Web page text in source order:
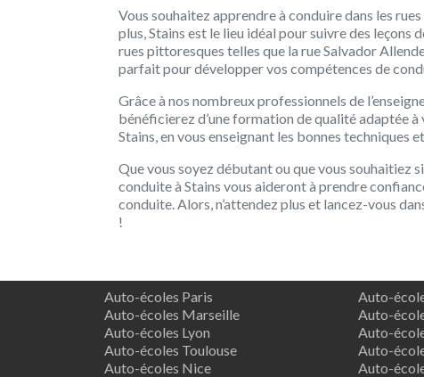
Vous souhaitez apprendre à conduire dans les
plus, Stains est le lieu idéal pour suivre des leçons
rues pittoresques telles que la rue Salvador
parfait pour développer vos compétences de
Grâce à nos nombreux professionnels de
bénéficierez d’une formation de qualité adaptée
Stains, en vous enseignant les bonnes techniques
Que vous soyez débutant ou que vous souhaitiez
conduite à Stains vous aideront à prendre
conduite. Alors, n’attendez plus et lancez-vous
!
Auto-écoles Paris
Auto-écoles Marseille
Auto-écoles Lyon
Auto-écoles Toulouse
Auto-écoles Nice
Auto-
Auto-
Auto-
Auto-
Auto-